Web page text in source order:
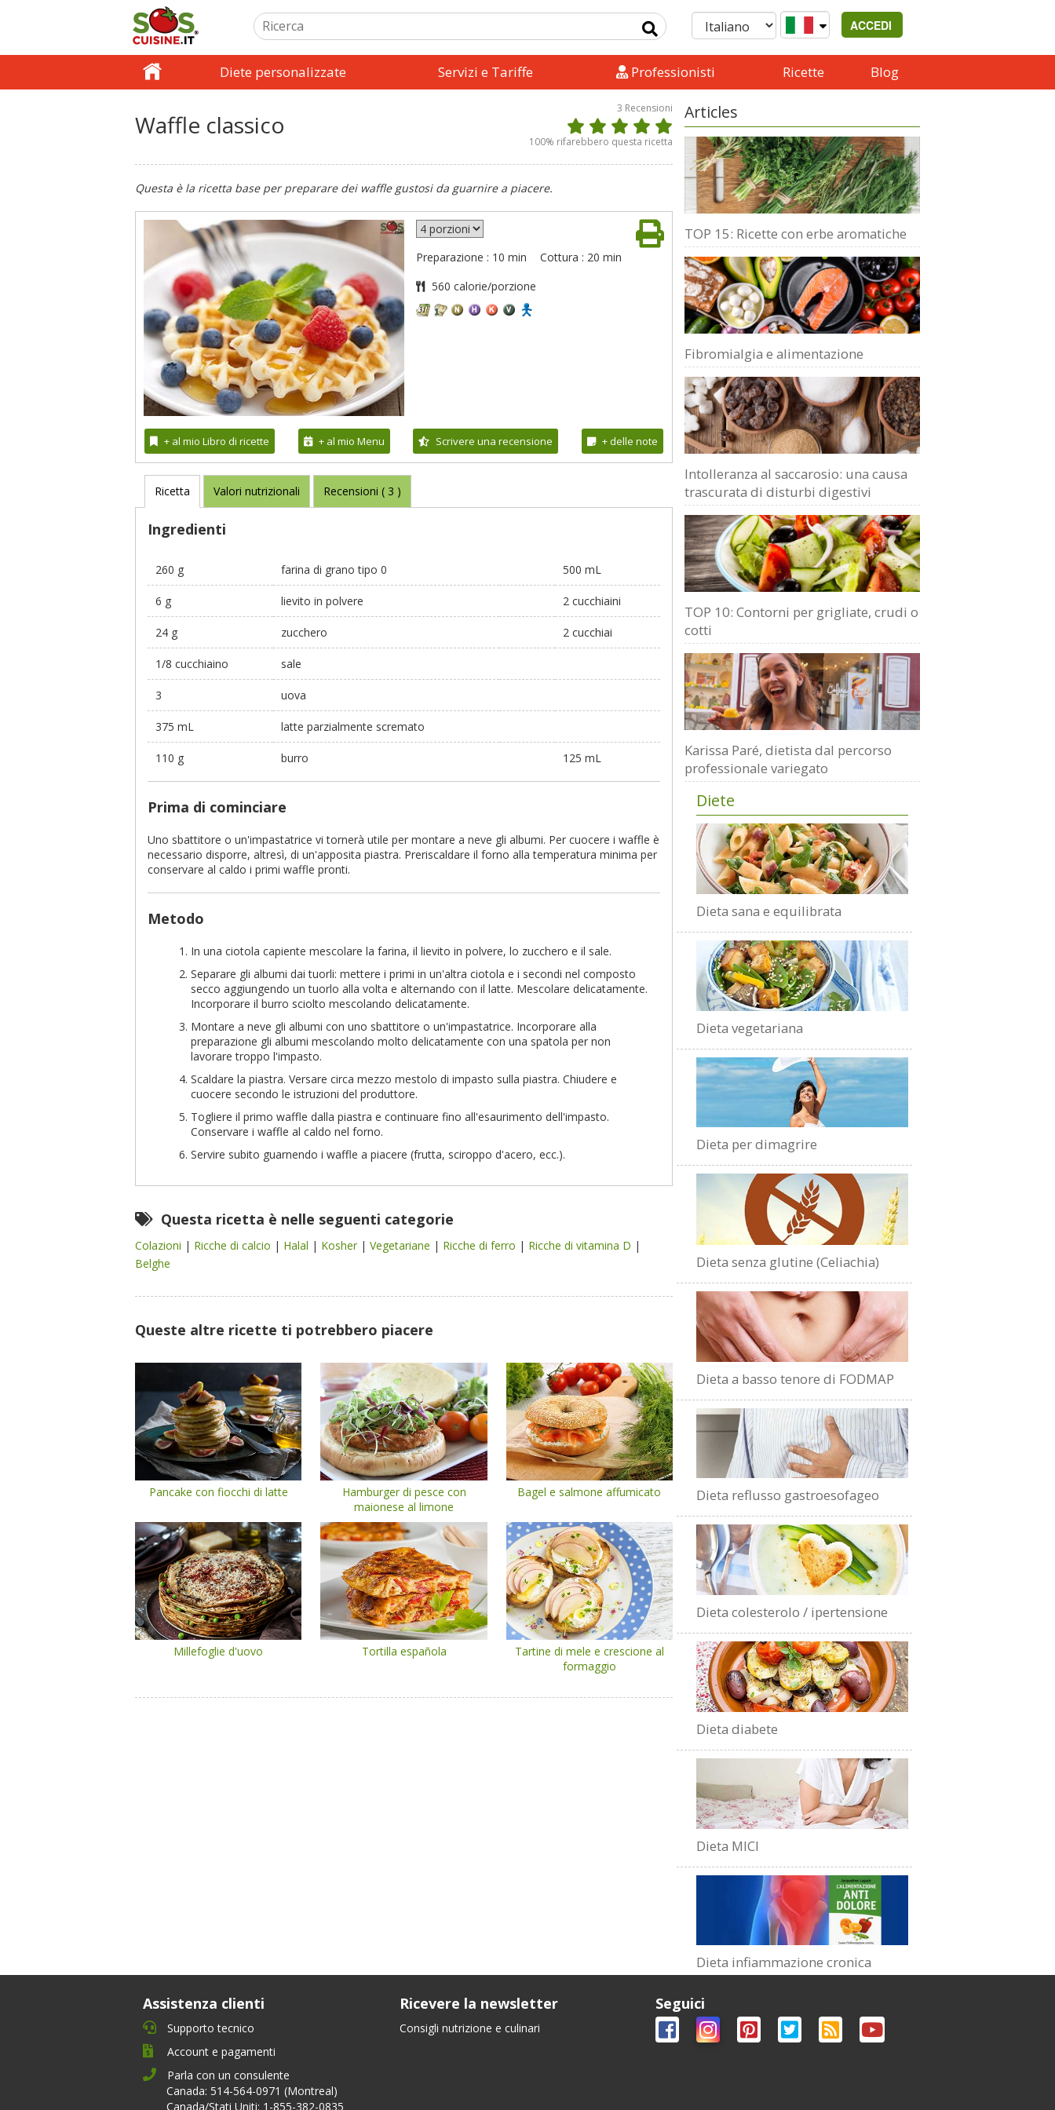
ACCEDI
Diete personalizzate Servizi e Tariffe Professionisti Ricette Blog
Waffle classico
3 Recensioni
100% rifarebbero questa ricetta
Questa è la ricetta base per preparare dei waffle gustosi da guarnire a piacere.
Preparazione : 10 min
Cottura : 20 min
560 calorie/porzione
+ al mio Libro di ricette + al mio Menu Scrivere una recensione + delle note
Ricetta Valori nutrizionali Recensioni ( 3 )
Ingredienti
260 g farina di grano tipo 0 500 mL
6 g lievito in polvere 2 cucchiaini
24 g zucchero 2 cucchiai
1/8 cucchiaino sale
3 uova
375 mL latte parzialmente scremato
110 g burro 125 mL
Prima di cominciare
Uno sbattitore o un'impastatrice vi tornerà utile per montare a neve gli albumi. Per cuocere i waffle è
necessario disporre, altresì, di un'apposita piastra. Preriscaldare il forno alla temperatura minima per
conservare al caldo i primi waffle pronti.
Metodo
In una ciotola capiente mescolare la farina, il lievito in polvere, lo zucchero e il sale.
Separare gli albumi dai tuorli: mettere i primi in un'altra ciotola e i secondi nel composto
secco aggiungendo un tuorlo alla volta e alternando con il latte. Mescolare delicatamente.
Incorporare il burro sciolto mescolando delicatamente.
Montare a neve gli albumi con uno sbattitore o un'impastatrice. Incorporare alla
preparazione gli albumi mescolando molto delicatamente con una spatola per non
lavorare troppo l'impasto.
Scaldare la piastra. Versare circa mezzo mestolo di impasto sulla piastra. Chiudere e
cuocere secondo le istruzioni del produttore.
Togliere il primo waffle dalla piastra e continuare fino all'esaurimento dell'impasto.
Conservare i waffle al caldo nel forno.
Servire subito guarnendo i waffle a piacere (frutta, sciroppo d'acero, ecc.).
Questa ricetta è nelle seguenti categorie
Colazioni | Ricche di calcio | Halal | Kosher | Vegetariane | Ricche di ferro | Ricche di vitamina D |
Belghe
Queste altre ricette ti potrebbero piacere
Pancake con fiocchi di latte
Hamburger di pesce con
maionese al limone
Bagel e salmone affumicato
Millefoglie d'uovo Tortilla española
Tartine di mele e crescione al
formaggio
Articles
TOP 15: Ricette con erbe aromatiche
Fibromialgia e alimentazione
Intolleranza al saccarosio: una causa
trascurata di disturbi digestivi
TOP 10: Contorni per grigliate, crudi o
cotti
Karissa Paré, dietista dal percorso
professionale variegato
Diete
Dieta sana e equilibrata
Dieta vegetariana
Dieta per dimagrire
Dieta senza glutine (Celiachia)
Dieta a basso tenore di FODMAP
Dieta reflusso gastroesofageo
Dieta colesterolo / ipertensione
Dieta diabete
Dieta MICI
Dieta infiammazione cronica
Assistenza clienti
Supporto tecnico
Account e pagamenti
Parla con un consulente
Canada: 514-564-0971 (Montreal)
Canada/Stati Uniti: 1-855-382-0835
Ricevere la newsletter
Consigli nutrizione e culinari
Seguici